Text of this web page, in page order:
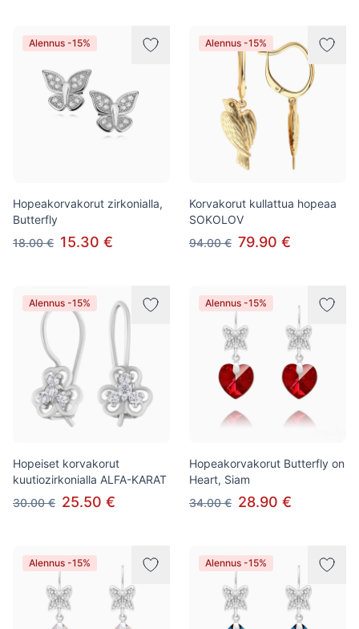
Alennus -15%
Hopeakorvakorut zirkonialla,
Butterfly
18.00 € 15.30 €
Alennus -15%
Korvakorut kullattua hopeaa
SOKOLOV
94.00 € 79.90 €
Alennus -15%
Hopeiset korvakorut
kuutiozirkonialla ALFA-KARAT
30.00 € 25.50 €
Alennus -15%
Hopeakorvakorut Butterfly on
Heart, Siam
34.00 € 28.90 €
Alennus -15% Alennus -15%